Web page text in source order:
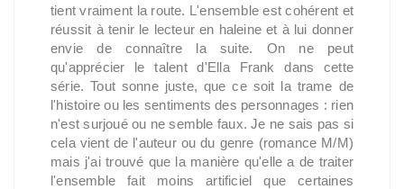
tient vraiment la route. L'ensemble est cohérent et
réussit à tenir le lecteur en haleine et à lui donner
envie de connaître la suite. On ne peut
qu'apprécier le talent d'Ella Frank dans cette
série. Tout sonne juste, que ce soit la trame de
l'histoire ou les sentiments des personnages : rien
n'est surjoué ou ne semble faux. Je ne sais pas si
cela vient de l'auteur ou du genre (romance M/M)
mais j'ai trouvé que la manière qu'elle a de traiter
l'ensemble fait moins artificiel que certaines